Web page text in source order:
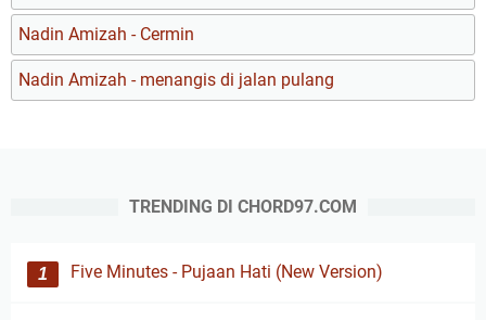
Nadin Amizah - Cermin
Nadin Amizah - menangis di jalan pulang
TRENDING DI CHORD97.COM
Five Minutes - Pujaan Hati (New Version)